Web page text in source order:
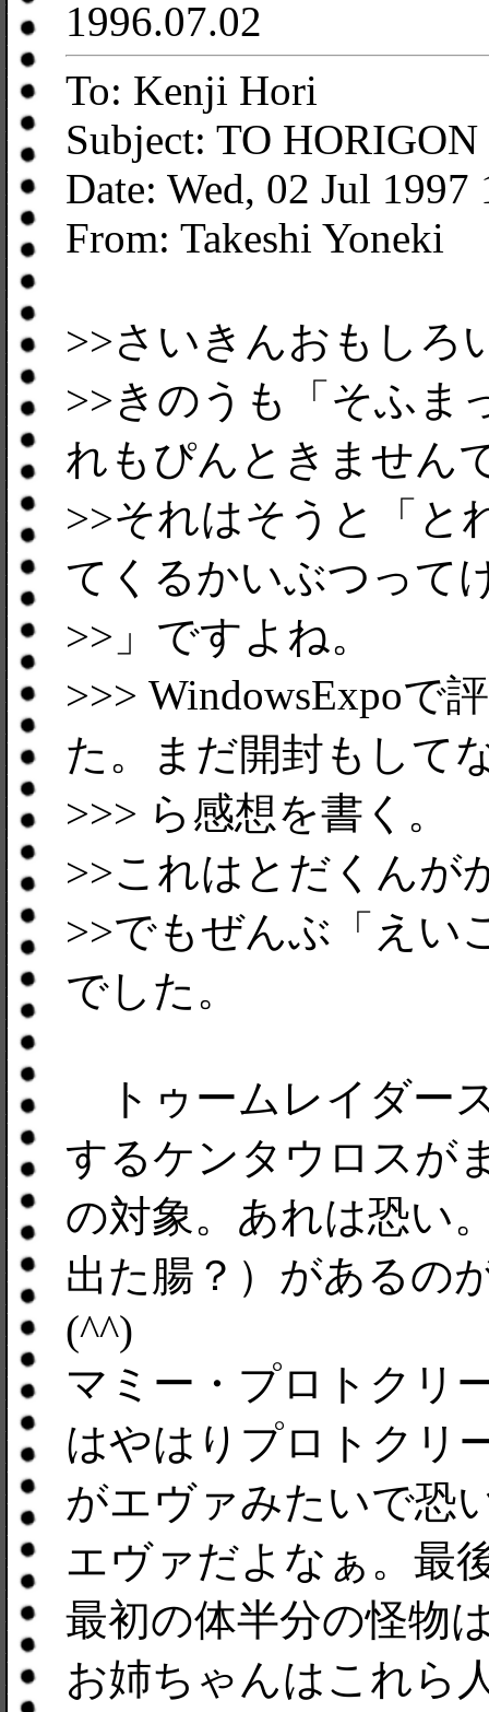
1996.07.02
To: Kenji Hori
Subject: TO HORIGON
Date: Wed, 02 Jul
From: Takeshi Yoneki
>>さいきんおもしろ
>>きのうも「そふま
れもぴんときません
>>それはそうと「と
てくるかいぶつって
>>」ですよね。
>>> WindowsExpoで
た。まだ開封もして
>>> ら感想を書く。
>>これはとだくんが
>>でもぜんぶ「えい
でした。
トゥームレイダー
するケンタウロスが
の対象。あれは恐い
出た腸？）があるの
(^^)
マミー・プロトクリ
はやはりプロトクリ
がエヴァみたいで恐
エヴァだよなぁ。最
最初の体半分の怪物
お姉ちゃんはこれら